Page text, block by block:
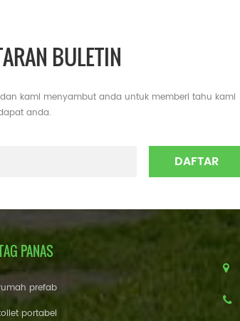
BULETIN
kami menyambut anda untuk memberi tahu kami
anda.
PANAS
prefab
portabel